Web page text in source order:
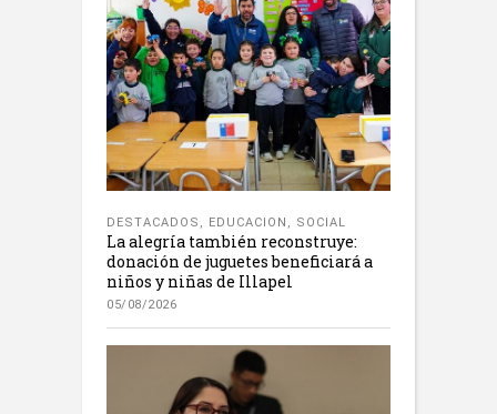
DESTACADOS , EDUCACION , SOCIAL
La alegría también reconstruye:
donación de juguetes beneficiará a
niños y niñas de Illapel
05/08/2026